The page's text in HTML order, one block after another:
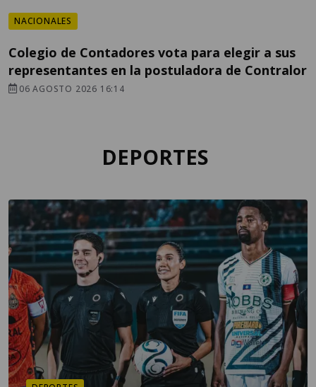
NACIONALES
Colegio de Contadores vota para elegir a sus
representantes en la postuladora de Contralor
06 AGOSTO 2026 16:14
DEPORTES